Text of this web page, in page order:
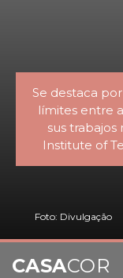
Se destaca
límites entre
sus trabajos
Institute of
Foto: Divulgação
CASACOR